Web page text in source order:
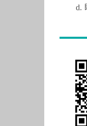
d.